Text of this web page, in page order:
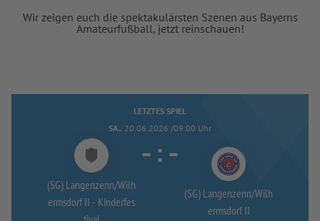
Wir zeigen euch die spektakulärsten Szenen aus Bayerns
Amateurfußball, jetzt reinschauen!
LETZTES SPIEL
SA.. 20.06.2026 /09:00 Uhr
(SG) Langenzenn/Wilh
ermsdorf II - Kinderfes
- : -
(SG) Langenzenn/Wilh
ermsdorf II